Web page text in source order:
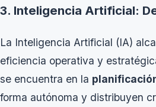
3. Inteligencia Artificial:
La Inteligencia Artificial (IA)
eficiencia operativa y
se encuentra en la
forma autónoma y distribuyen